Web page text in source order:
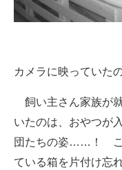
カメラに映ってい
飼い主さん家族が
いたのは、おやつが
団たちの姿……！ こ
ている箱を片付け忘